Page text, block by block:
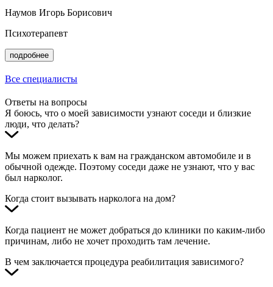
Наумов Игорь Борисович
Психотерапевт
подробнее
Все специалисты
Ответы на вопросы
Я боюсь, что о моей зависимости узнают соседи и близкие
люди, что делать?
Мы можем приехать к вам на гражданском автомобиле и в
обычной одежде. Поэтому соседи даже не узнают, что у вас
был нарколог.
Когда стоит вызывать нарколога на дом?
Когда пациент не может добраться до клиники по каким-либо
причинам, либо не хочет проходить там лечение.
В чем заключается процедура реабилитация зависимого?